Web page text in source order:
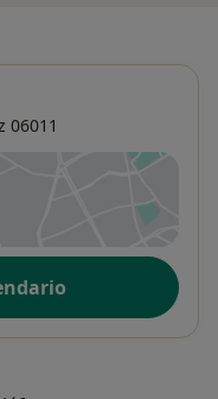
06011
en una nueva